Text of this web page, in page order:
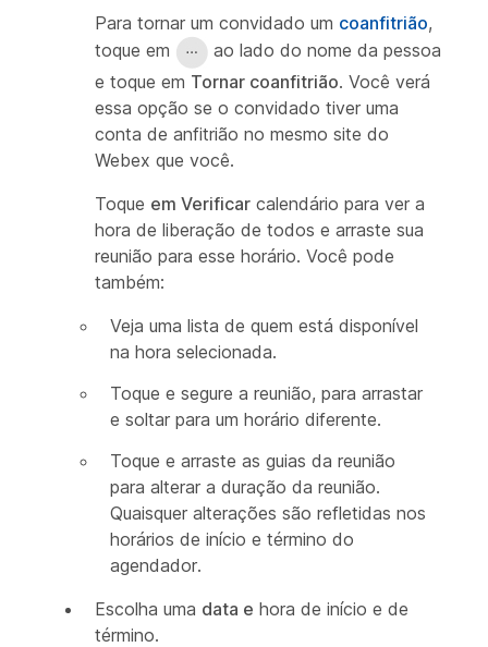
Para tornar um convidado um coanfitrião,
toque em
ao lado do nome da pessoa
e toque em Tornar coanfitrião. Você verá
essa opção se o convidado tiver uma
conta de anfitrião no mesmo site do
Webex que você.
Toque em Verificar calendário para ver a
hora de liberação de todos e arraste sua
reunião para esse horário. Você pode
também:
Veja uma lista de quem está disponível
na hora selecionada.
Toque e segure a reunião, para arrastar
e soltar para um horário diferente.
Toque e arraste as guias da reunião
para alterar a duração da reunião.
Quaisquer alterações são refletidas nos
horários de início e término do
agendador.
Escolha uma data e hora de início e de
término.